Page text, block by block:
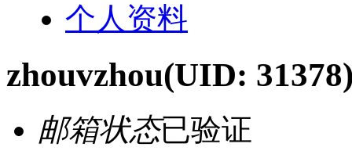
个人资料
zhouvzhou(UID:
邮箱状态已验证